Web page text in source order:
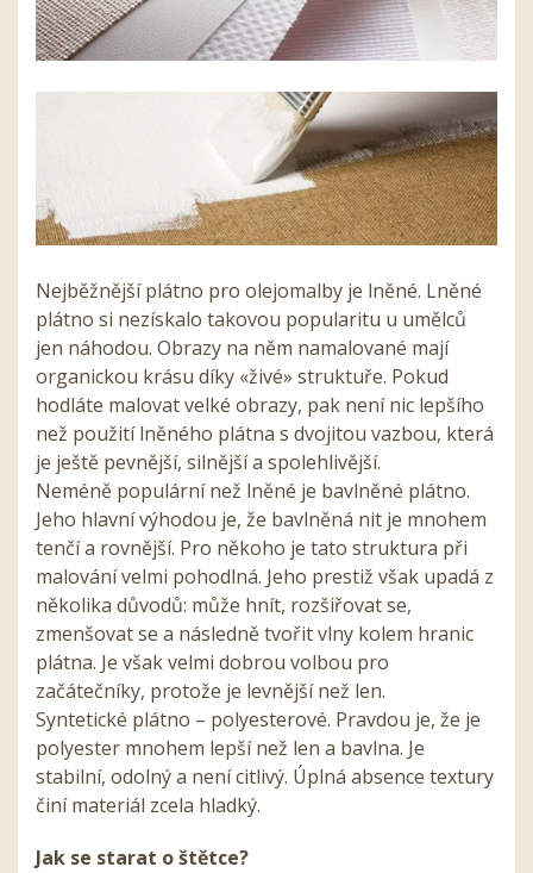
Nejběžnější plátno pro olejomalby je lněné. Lněné
plátno si nezískalo takovou popularitu u umělců
jen náhodou. Obrazy na něm namalované mají
organickou krásu díky «živé» struktuře. Pokud
hodláte malovat velké obrazy, pak není nic lepšího
než použití lněného plátna s dvojitou vazbou, která
je ještě pevnější, silnější a spolehlivější.
Neméně populární než lněné je bavlněné plátno.
Jeho hlavní výhodou je, že bavlněná nit je mnohem
tenčí a rovnější. Pro někoho je tato struktura při
malování velmi pohodlná. Jeho prestiž však upadá z
několika důvodů: může hnít, rozšiřovat se,
zmenšovat se a následně tvořit vlny kolem hranic
plátna. Je však velmi dobrou volbou pro
začátečníky, protože je levnější než len.
Syntetické plátno – polyesterové. Pravdou je, že je
polyester mnohem lepší než len a bavlna. Je
stabilní, odolný a není citlivý. Úplná absence textury
činí materiál zcela hladký.
Jak se starat o štětce?